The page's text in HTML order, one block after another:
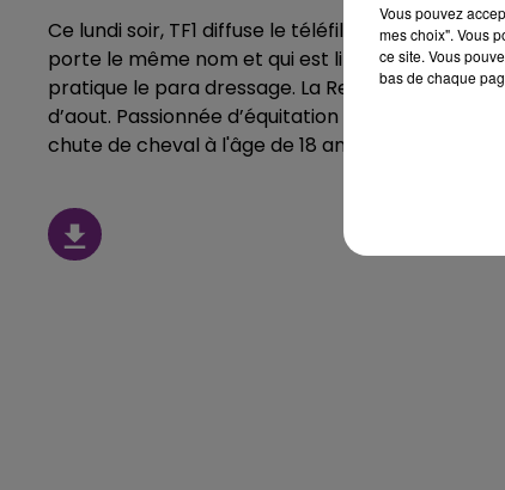
Ce lundi soir, TF1 diffuse le téléfilm « Liés pour la
porte le même nom et qui est librement inspiré
pratique le para dressage. La Rethéloise espère
d’aout. Passionnée d’équitation depuis toute
chute de cheval à l'âge de 18 ans.
Vous pouvez
mes choix". Vous
ce site. Vous
bas de chaque